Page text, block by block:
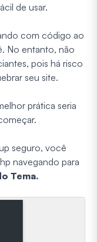
de usar.
com código ao
No entanto, não
pois há risco
seu site.
prática seria
seguro, você
navegando para
Tema.